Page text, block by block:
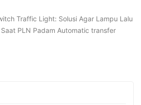
Traffic Light: Solusi Agar Lampu Lalu
PLN Padam Automatic transfer